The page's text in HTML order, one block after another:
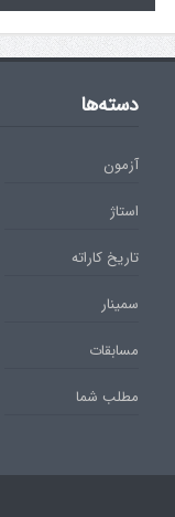
دسته‌ها
آزمون
استاژ
تاریخ کاراته
سمینار
مسابقات
مطلب شما